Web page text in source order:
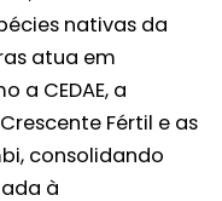
nativas da
atua em
a CEDAE, a
Fértil e as
consolidando
à